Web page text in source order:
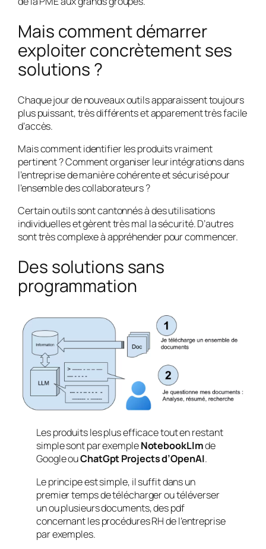
Mais comment démarrer
exploiter concrètement ses
solutions ?
Chaque jour de nouveaux outils apparaissent toujours
plus puissant, très différents et apparement très facile
d’accès.
Mais comment identifier les produits vraiment
pertinent ? Comment organiser leur intégrations dans
l’entreprise de manière cohérente et sécurisé pour
l’ensemble des collaborateurs ?
Certain outils sont cantonnés à des utilisations
individuelles et gèrent très mal la sécurité. D’autres
sont très complexe à appréhender pour commencer.
Des solutions sans
programmation
Les produits les plus efficace tout en restant
simple sont par exempleNotebookLlmde
Google ouChatGpt Projects d’OpenAI.
Le principe est simple, il suffit dans un
premier temps de télécharger ou téléverser
un ou plusieurs documents, des pdf
concernant les procédures RH de l’entreprise
par exemples.